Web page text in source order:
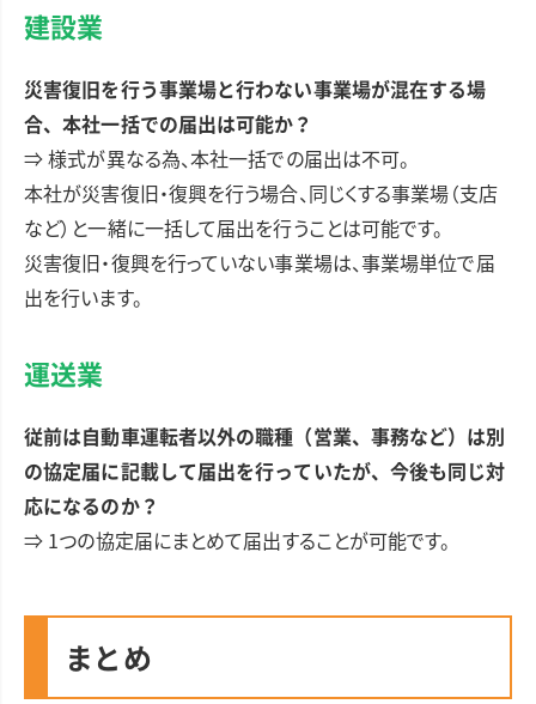
建設業
災害復旧を行う事業場と行わない事業場が混在する場
合、本社一括での届出は可能か？
⇒ 様式が異なる為、本社一括での届出は不可。
本社が災害復旧・復興を行う場合、同じくする事業場（支店
など）と一緒に一括して届出を行うことは可能です。
災害復旧・復興を行っていない事業場は、事業場単位で届
出を行います。
運送業
従前は自動車運転者以外の職種（営業、事務など）は別
の協定届に記載して届出を行っていたが、今後も同じ対
応になるのか？
⇒ 1つの協定届にまとめて届出することが可能です。
まとめ